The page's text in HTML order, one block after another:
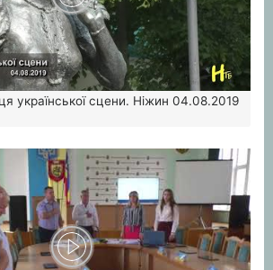
української сцени. Ніжин 04.08.2019